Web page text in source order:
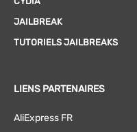
JAILBREAK
TUTORIELS JAILBREAKS
LIENS PARTENAIRES
AliExpress FR